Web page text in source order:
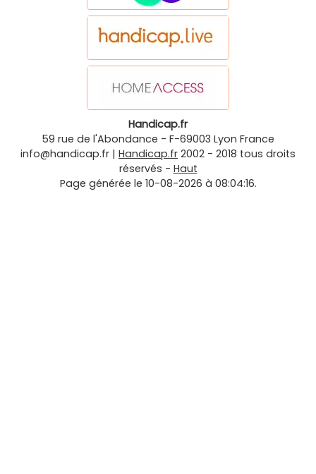
Handicap.fr
59 rue de l'Abondance - F-69003 Lyon France
info@handicap.fr | Handicap.fr 2002 - 2018 tous droits
réservés - Haut
Page générée le 10-08-2026 à 08:04:16.